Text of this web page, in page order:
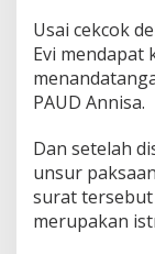
Usai cekcok
Evi mendapat
PAUD Annisa.
Dan setelah
unsur
surat
merupakan